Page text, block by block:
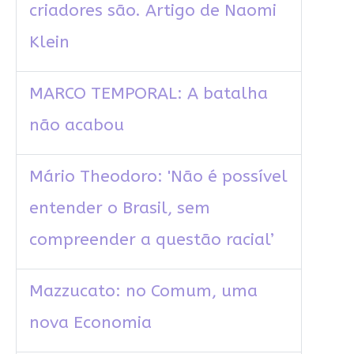
criadores são. Artigo de Naomi
Klein
MARCO TEMPORAL: A batalha
não acabou
Mário Theodoro: 'Não é possível
entender o Brasil, sem
compreender a questão racial’
Mazzucato: no Comum, uma
nova Economia